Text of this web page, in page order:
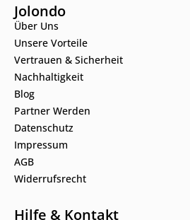
Jolondo
Über Uns
Unsere Vorteile
Vertrauen & Sicherheit
Nachhaltigkeit
Blog
Partner Werden
Datenschutz
Impressum
AGB
Widerrufsrecht
Hilfe & Kontakt